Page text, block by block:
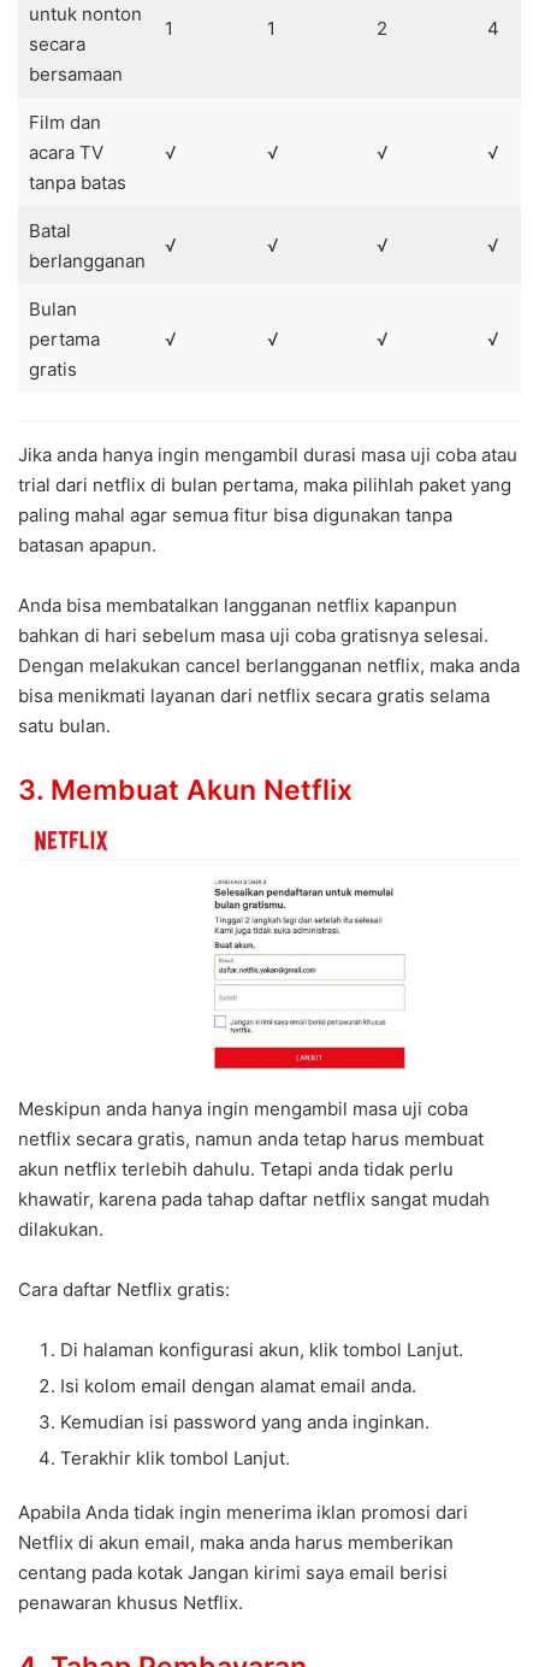
untuk nonton
secara
bersamaan
1 1 2 4
Film dan
acara TV
tanpa batas
√ √ √ √
Batal
berlangganan
√ √ √ √
Bulan
pertama
gratis
√ √ √ √
Jika anda hanya ingin mengambil durasi masa uji coba atau
trial dari netflix di bulan pertama, maka pilihlah paket yang
paling mahal agar semua fitur bisa digunakan tanpa
batasan apapun.
Anda bisa membatalkan langganan netflix kapanpun
bahkan di hari sebelum masa uji coba gratisnya selesai.
Dengan melakukan cancel berlangganan netflix, maka anda
bisa menikmati layanan dari netflix secara gratis selama
satu bulan.
3. Membuat Akun Netflix
Meskipun anda hanya ingin mengambil masa uji coba
netflix secara gratis, namun anda tetap harus membuat
akun netflix terlebih dahulu. Tetapi anda tidak perlu
khawatir, karena pada tahap daftar netflix sangat mudah
dilakukan.
Cara daftar Netflix gratis:
Di halaman konfigurasi akun, klik tombol Lanjut.
Isi kolom email dengan alamat email anda.
Kemudian isi password yang anda inginkan.
Terakhir klik tombol Lanjut.
Apabila Anda tidak ingin menerima iklan promosi dari
Netflix di akun email, maka anda harus memberikan
centang pada kotak Jangan kirimi saya email berisi
penawaran khusus Netflix.